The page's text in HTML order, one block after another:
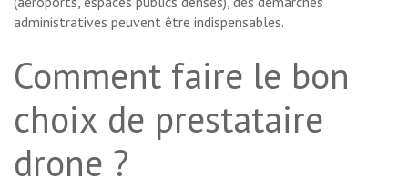
administratives peuvent être indispensables.
Comment faire le bon
choix de prestataire
drone ?